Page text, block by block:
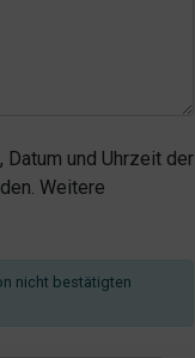
Datum und Uhrzeit der
Weitere
nicht bestätigten